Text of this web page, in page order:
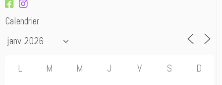
Calendrier
L M M J V S D